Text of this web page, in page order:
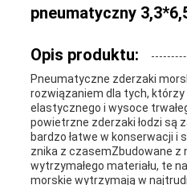
PRIVACY
POLICY
pneumatyczny
Opis produktu:
Pneumatyczne zderzaki
rozwiązaniem dla tych, którzy
elastycznego i wysoce
powietrzne zderzaki łodzi są
bardzo łatwe w konserwacji i
znika z czasemZbudowane z
wytrzymałego materiału, te
morskie wytrzymają w